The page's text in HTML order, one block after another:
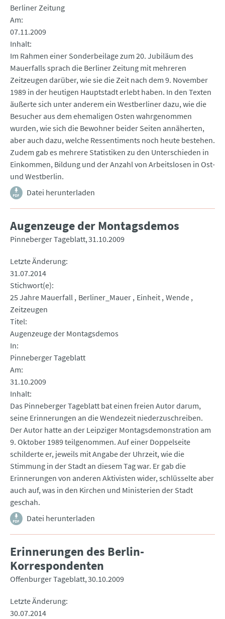
Berliner Zeitung
Am
07.11.2009
Inhalt
Im Rahmen einer Sonderbeilage zum 20. Jubiläum des
Mauerfalls sprach die Berliner Zeitung mit mehreren
Zeitzeugen darüber, wie sie die Zeit nach dem 9. November
1989 in der heutigen Hauptstadt erlebt haben. In den Texten
äußerte sich unter anderem ein Westberliner dazu, wie die
Besucher aus dem ehemaligen Osten wahrgenommen
wurden, wie sich die Bewohner beider Seiten annäherten,
aber auch dazu, welche Ressentiments noch heute bestehen.
Zudem gab es mehrere Statistiken zu den Unterschieden in
Einkommen, Bildung und der Anzahl von Arbeitslosen in Ost-
und Westberlin.
Datei herunterladen
Augenzeuge der Montagsdemos
Pinneberger Tageblatt 31.10.2009
Letzte Änderung
31.07.2014
Stichwort(e)
25 Jahre Mauerfall Berliner_Mauer Einheit Wende
Zeitzeugen
Titel
Augenzeuge der Montagsdemos
In
Pinneberger Tageblatt
Am
31.10.2009
Inhalt
Das Pinneberger Tageblatt bat einen freien Autor darum,
seine Erinnerungen an die Wendezeit niederzuschreiben.
Der Autor hatte an der Leipziger Montagsdemonstration am
9. Oktober 1989 teilgenommen. Auf einer Doppelseite
schilderte er, jeweils mit Angabe der Uhrzeit, wie die
Stimmung in der Stadt an diesem Tag war. Er gab die
Erinnerungen von anderen Aktivisten wider, schlüsselte aber
auch auf, was in den Kirchen und Ministerien der Stadt
geschah.
Datei herunterladen
Erinnerungen des Berlin-
Korrespondenten
Offenburger Tageblatt 30.10.2009
Letzte Änderung
30.07.2014